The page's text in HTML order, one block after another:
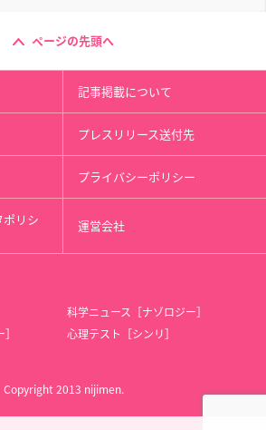
ページの先頭へ
記事掲載について
プレスリリース送付先
プライバシーポリシー
リシ 運営会社
科学ニュース［ナゾロジー］
心理テスト［シンリ］
Copyright 2013 nijimen.